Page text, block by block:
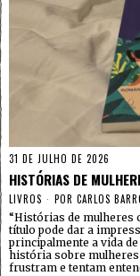
31 DE JULHO DE 2026
HISTÓRIAS DE
LIVROS POR CARLOS
“Histórias de mulheres
título pode dar a
principalmente a vida
história sobre mulheres
frustram e tentam